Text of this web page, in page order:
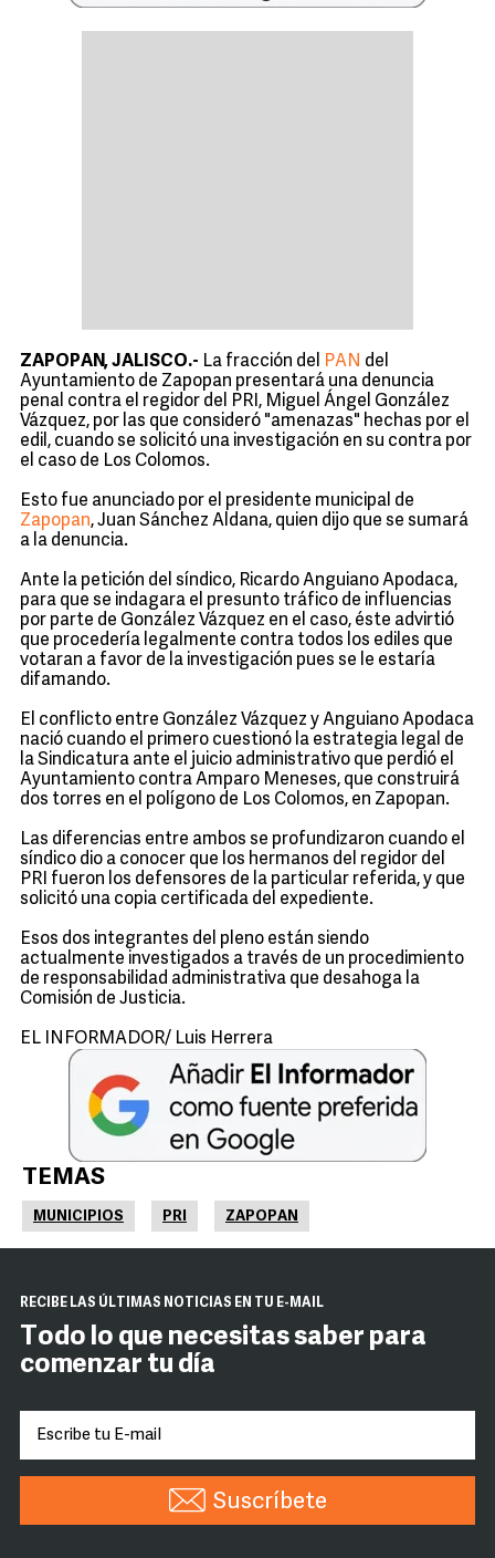
ZAPOPAN, JALISCO.- La fracción del PAN del
Ayuntamiento de Zapopan presentará una denuncia
penal contra el regidor del PRI, Miguel Ángel González
Vázquez, por las que consideró "amenazas" hechas por el
edil, cuando se solicitó una investigación en su contra por
el caso de Los Colomos.
Esto fue anunciado por el presidente municipal de
Zapopan, Juan Sánchez Aldana, quien dijo que se sumará
a la denuncia.
Ante la petición del síndico, Ricardo Anguiano Apodaca,
para que se indagara el presunto tráfico de influencias
por parte de González Vázquez en el caso, éste advirtió
que procedería legalmente contra todos los ediles que
votaran a favor de la investigación pues se le estaría
difamando.
El conflicto entre González Vázquez y Anguiano Apodaca
nació cuando el primero cuestionó la estrategia legal de
la Sindicatura ante el juicio administrativo que perdió el
Ayuntamiento contra Amparo Meneses, que construirá
dos torres en el polígono de Los Colomos, en Zapopan.
Las diferencias entre ambos se profundizaron cuando el
síndico dio a conocer que los hermanos del regidor del
PRI fueron los defensores de la particular referida, y que
solicitó una copia certificada del expediente.
Esos dos integrantes del pleno están siendo
actualmente investigados a través de un procedimiento
de responsabilidad administrativa que desahoga la
Comisión de Justicia.
EL INFORMADOR/ Luis Herrera
TEMAS
MUNICIPIOS PRI ZAPOPAN
RECIBE LAS ÚLTIMAS NOTICIAS EN TU E-MAIL
Todo lo que necesitas saber para
comenzar tu día
Suscríbete